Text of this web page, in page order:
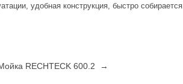
удобная конструкция, быстро собирается.
RECHTECK 600.2 →